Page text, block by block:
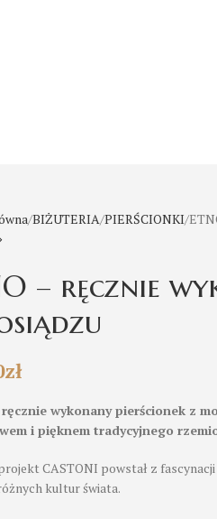
BIŻUTERIA PIERŚCIONKI
– ręcznie
zł
wykonany pierścionek z
i pięknem tradycyjnego
CASTONI powstał z
kultur świata.